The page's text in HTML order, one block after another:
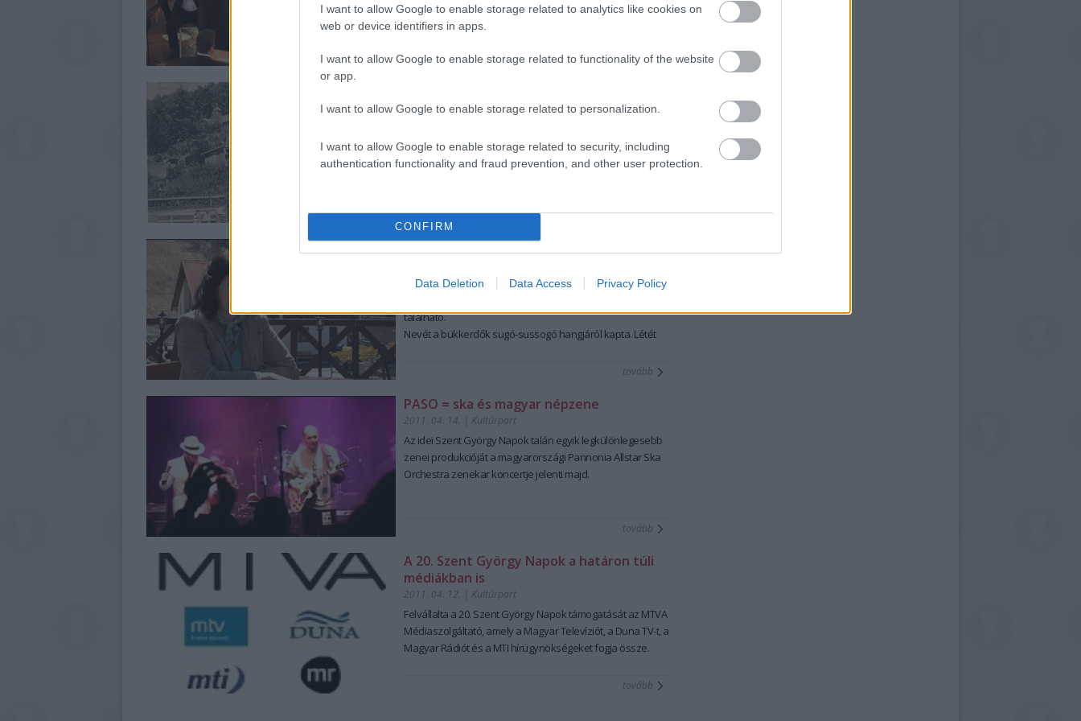
I want to allow Google to enable storage related to analytics like cookies on
web or device identifiers in apps.
I want to allow Google to enable storage related to functionality of the website
or app.
I want to allow Google to enable storage related to personalization.
I want to allow Google to enable storage related to security, including
authentication functionality and fraud prevention, and other user protection.
CONFIRM
Data Deletion Data Access Privacy Policy
május első napjának délutánján az Erzsébet Park
Könyvtár felé vezető lépcsőinél, hogy közös
fotózkodással és utána pezsgőzéssel útjára indítsák a
huszadik Szentgyörgy napokat.
tovább
2011. 05. 01.|Kultúrpart
bújik meg: sok ásványvízforrás, mofetta, villa, panzió
található.
tovább
Épül szépül Sugásfürdő
Sugásfürdő a Baróti-hegységben, közvetlenül az erdőben
található.
Nevét a bükkerdők sugó-sussogó hangjáról kapta. Létét
környéken 1851-ben fedezték fel az első gázkitörést, a
1888-ban részvénytársaság alakult, 1899-ben már 500
látogatója volt. Hideg fürdőmedencéje 1923-ban épült. A
trianoni békeszerződésig Háromszék vármegye Sepsi
járásához tartozott.
A sepsiszentgyörgyi önkormányzat Sugásfürdő
tovább
PASO = ska és magyar népzene
2011. 04. 14. | Kultúrpart
Az idei Szent György Napok talán egyik legkülönlegesebb
zenei produkcióját a magyarországi Pannonia Allstar Ska
Orchestra zenekar koncertje jelenti majd.
tovább
A 20. Szent György Napok a határon túli
médiákban is
2011. 04. 12. | Kultúrpart
Felvállalta a 20. Szent György Napok támogatását az MTVA
Médiaszolgáltató, amely a Magyar Televíziót, a Duna TV-t, a
Magyar Rádiót és a MTI hírügynökségeket fogja össze.
tovább